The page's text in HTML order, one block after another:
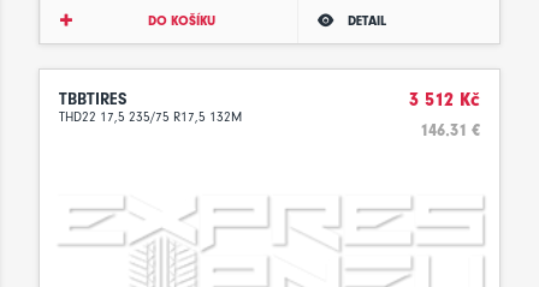
DO KOŠÍKU DETAIL
TBBTIRES
THD22 17,5 235/75 R17,5 132M
3 512 Kč
146.31 €